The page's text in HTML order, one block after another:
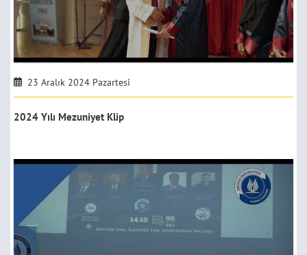
23 Aralık 2024 Pazartesi
2024 Yılı Mezuniyet Klip